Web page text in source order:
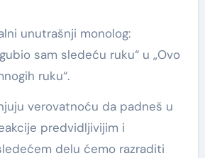
unutrašnji monolog:
sam sledeću ruku“ u „Ovo
ruku“.
verovatnoću da padneš u
predvidljivijim i
delu ćemo razraditi